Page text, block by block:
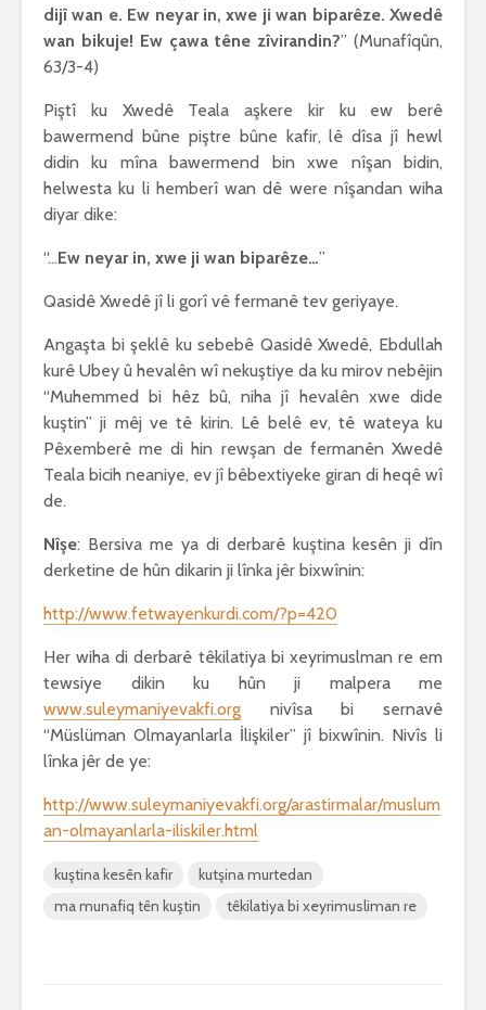
dijî wan e. Ew neyar in, xwe ji wan biparêze. Xwedê
wan bikuje! Ew çawa têne zîvirandin?” (Munafîqûn,
63/3-4)
Piştî ku Xwedê Teala aşkere kir ku ew berê
bawermend bûne piştre bûne kafir, lê dîsa jî hewl
didin ku mîna bawermend bin xwe nîşan bidin,
helwesta ku li hemberî wan dê were nîşandan wiha
diyar dike:
“…Ew neyar in, xwe ji wan biparêze…”
Qasidê Xwedê jî li gorî vê fermanê tev geriyaye.
Angaşta bi şeklê ku sebebê Qasidê Xwedê, Ebdullah
kurê Ubey û hevalên wî nekuştiye da ku mirov nebêjin
“Muhemmed bi hêz bû, niha jî hevalên xwe dide
kuştin” ji mêj ve tê kirin. Lê belê ev, tê wateya ku
Pêxemberê me di hin rewşan de fermanên Xwedê
Teala bicih neaniye, ev jî bêbextiyeke giran di heqê wî
de.
Nîşe: Bersiva me ya di derbarê kuştina kesên ji dîn
derketine de hûn dikarin ji lînka jêr bixwînin:
http://www.fetwayenkurdi.com/?p=420
Her wiha di derbarê têkilatiya bi xeyrimuslman re em
tewsiye dikin ku hûn ji malpera me
www.suleymaniyevakfi.org nivîsa bi sernavê
“Müslüman Olmayanlarla İlişkiler” jî bixwînin. Nivîs li
lînka jêr de ye:
http://www.suleymaniyevakfi.org/arastirmalar/muslum
an-olmayanlarla-iliskiler.html
kuştina kesên kafir
kutşina murtedan
ma munafiq tên kuştin
têkilatiya bi xeyrimusliman re